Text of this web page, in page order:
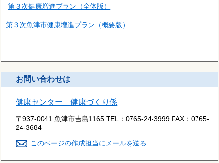
第３次健康増進プラン（全体版）
第３次魚津市健康増進プラン（概要版）
お問い合わせは
健康センター 健康づくり係
〒937-0041 魚津市吉島1165 TEL：0765-24-3999 FAX：0765-
24-3684
このページの作成担当にメールを送る